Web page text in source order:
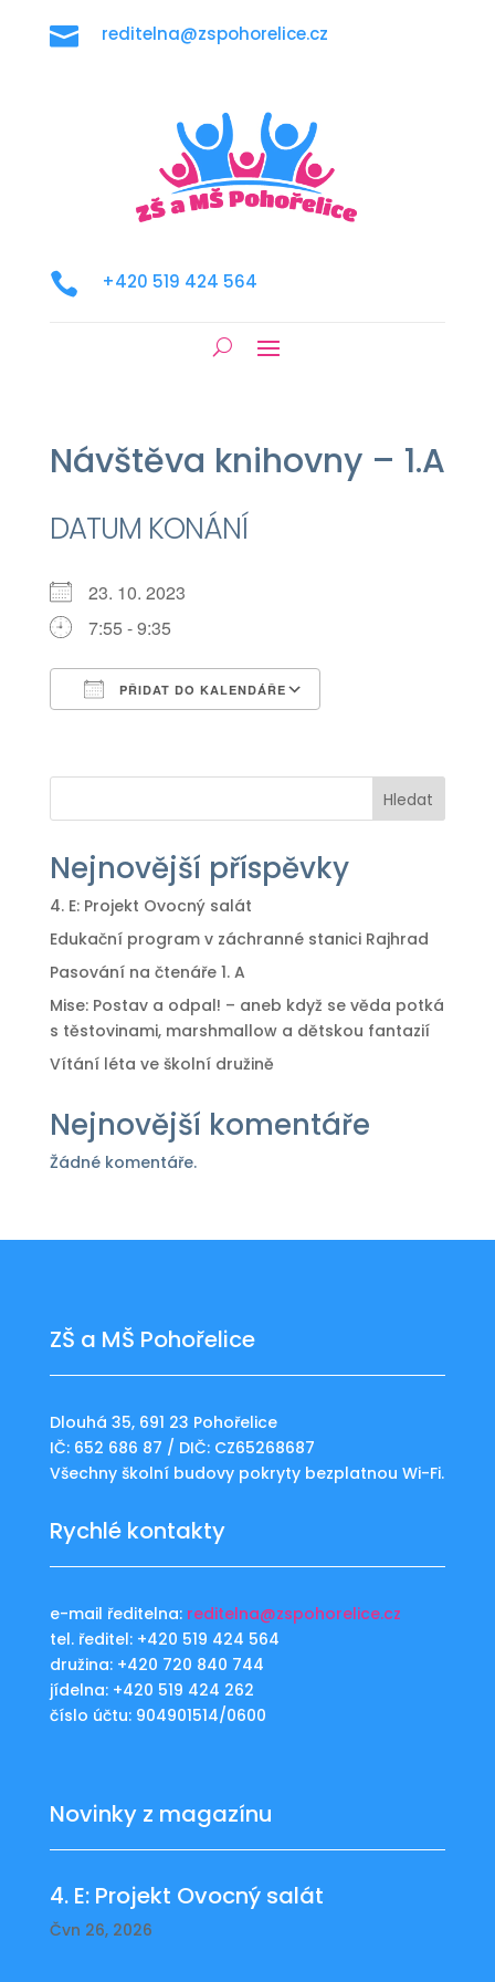
 reditelna@zspohorelice.cz
 +420 519 424 564
Návštěva knihovny – 1.A
DATUM KONÁNÍ
23. 10. 2023
7:55 - 9:35
PŘIDAT DO KALENDÁŘE
Hledat
Nejnovější příspěvky
4. E: Projekt Ovocný salát
Edukační program v záchranné stanici Rajhrad
Pasování na čtenáře 1. A
Mise: Postav a odpal! – aneb když se věda potká
s těstovinami, marshmallow a dětskou fantazií
Vítání léta ve školní družině
Nejnovější komentáře
Žádné komentáře.
ZŠ a MŠ Pohořelice
Dlouhá 35, 691 23 Pohořelice
IČ: 652 686 87 / DIČ: CZ65268687
Všechny školní budovy pokryty bezplatnou Wi-Fi.
Rychlé kontakty
e-mail ředitelna: reditelna@zspohorelice.cz
tel. ředitel: +420 519 424 564
družina: +420 720 840 744
jídelna: +420 519 424 262
číslo účtu: 904901514/0600
Novinky z magazínu
4. E: Projekt Ovocný salát
Čvn 26, 2026